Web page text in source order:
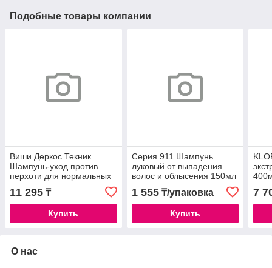
Подобные товары компании
Виши Деркос Текник
Шампунь-уход против
перхоти для нормальных
/330286
11 295 ₸
Купить
Серия 911 Шампунь
луковый от выпадения
волос и облысения 150мл
1 555₸/упаковка
Купить
7
О нас